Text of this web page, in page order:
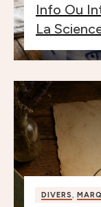
Info Ou
La
DIVERS,